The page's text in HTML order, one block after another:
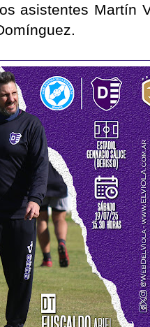
asistentes Martín